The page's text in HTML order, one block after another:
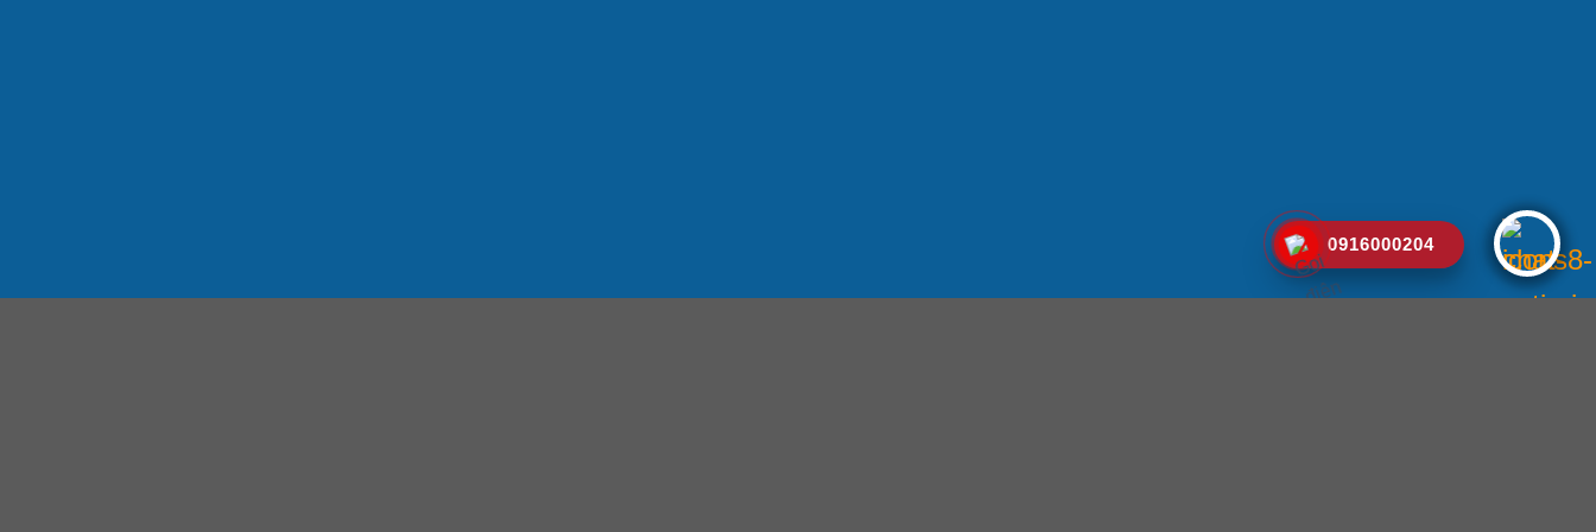
0916000204